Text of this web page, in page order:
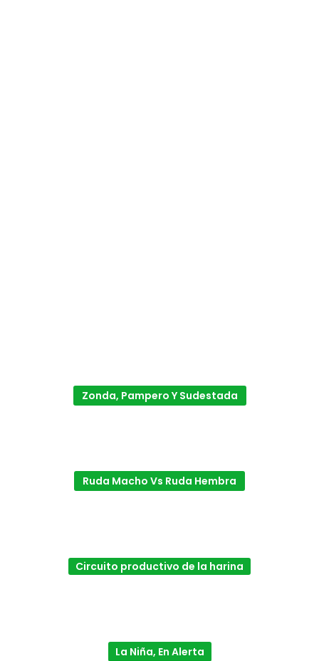
Zonda, Pampero Y Sudestada
Ruda Macho Vs Ruda Hembra
Circuito productivo de la harina
La Niña, En Alerta